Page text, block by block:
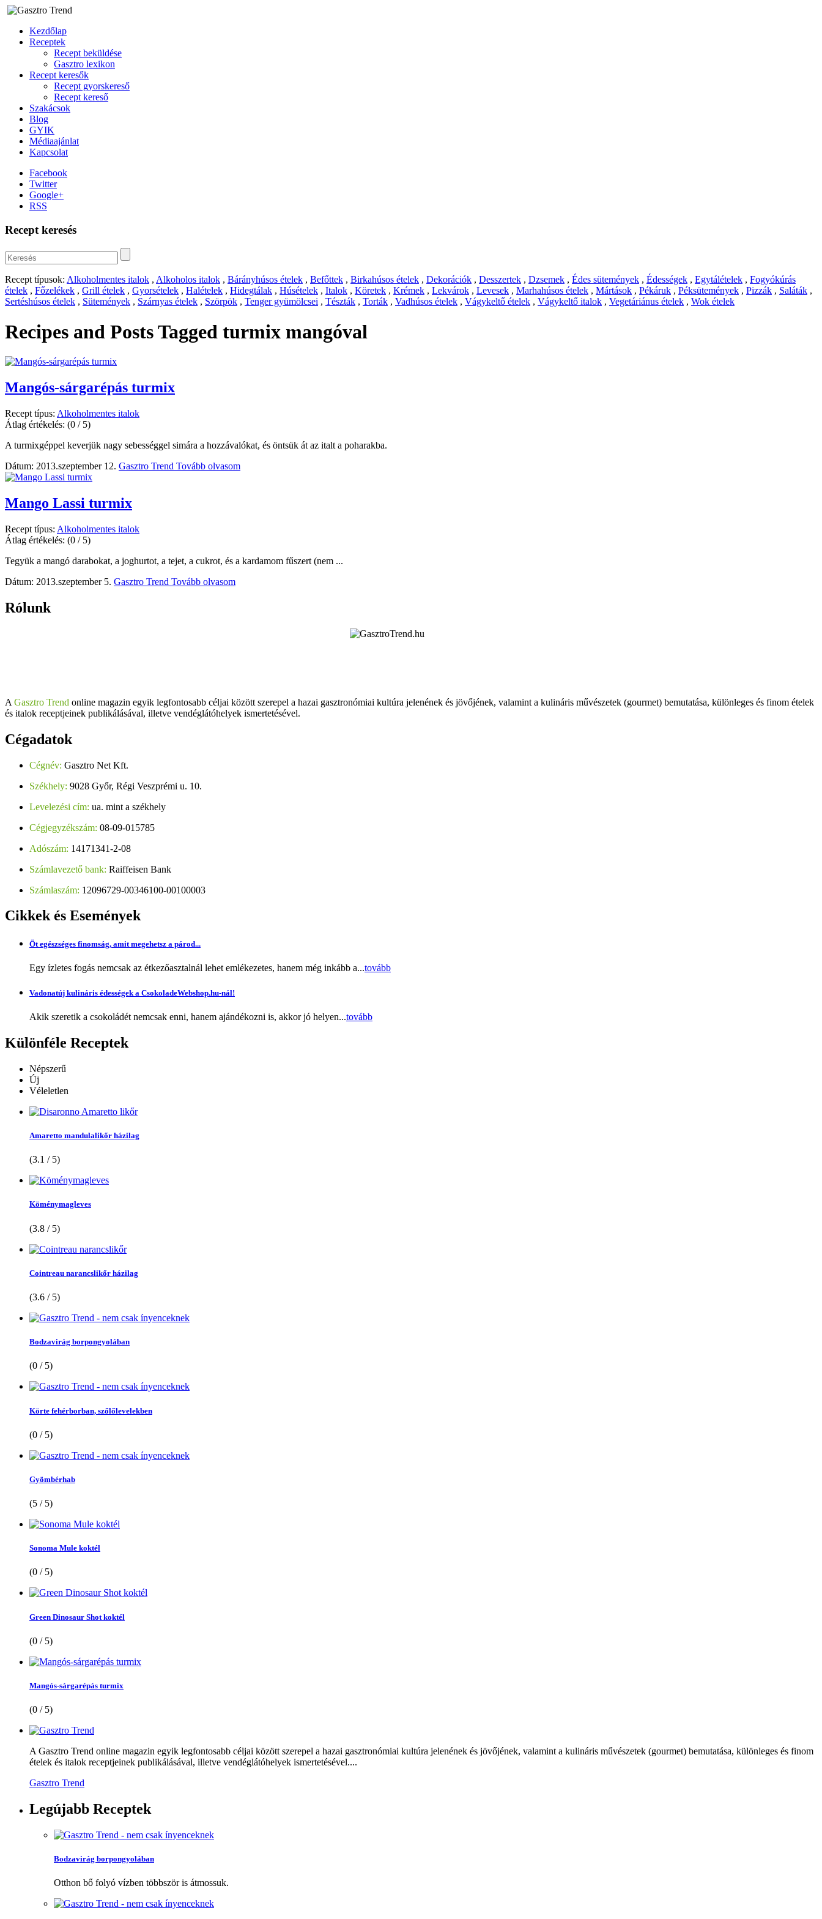
Kezdőlap
Receptek
Recept beküldése
Gasztro lexikon
Recept keresők
Recept gyorskereső
Recept kereső
Szakácsok
Blog
GYIK
Médiaajánlat
Kapcsolat
Facebook
Twitter
Google+
RSS
Recept keresés
Recept típusok: Alkoholmentes italok , Alkoholos italok , Bárányhúsos ételek , Befőttek , Birkahúsos ételek , Dekorációk , Desszertek , Dzsemek , Édes sütemények , Édességek , Egytálételek , Fogyókúrás
ételek , Főzelékek , Grill ételek , Gyorsételek , Halételek , Hidegtálak , Húsételek , Italok , Köretek , Krémek , Lekvárok , Levesek , Marhahúsos ételek , Mártások , Pékáruk , Péksütemények , Pizzák , Saláták ,
Sertéshúsos ételek , Sütemények , Szárnyas ételek , Szörpök , Tenger gyümölcsei , Tészták , Torták , Vadhúsos ételek , Vágykeltő ételek , Vágykeltő italok , Vegetáriánus ételek , Wok ételek
Recipes and Posts Tagged turmix mangóval
Mangós-sárgarépás turmix
Recept típus: Alkoholmentes italok
Átlag értékelés: (0 / 5)
A turmixgéppel keverjük nagy sebességgel simára a hozzávalókat, és öntsük át az italt a poharakba.
Dátum: 2013.szeptember 12. Gasztro Trend Tovább olvasom
Mango Lassi turmix
Recept típus: Alkoholmentes italok
Átlag értékelés: (0 / 5)
Tegyük a mangó darabokat, a joghurtot, a tejet, a cukrot, és a kardamom fűszert (nem ...
Dátum: 2013.szeptember 5. Gasztro Trend Tovább olvasom
Rólunk
A Gasztro Trend online magazin egyik legfontosabb céljai között szerepel a hazai gasztronómiai kultúra jelenének és jövőjének, valamint a kulináris művészetek (gourmet) bemutatása, különleges és finom ételek
és italok receptjeinek publikálásával, illetve vendéglátóhelyek ismertetésével.
Cégadatok
Cégnév: Gasztro Net Kft.
Székhely: 9028 Győr, Régi Veszprémi u. 10.
Levelezési cím: ua. mint a székhely
Cégjegyzékszám: 08-09-015785
Adószám: 14171341-2-08
Számlavezető bank: Raiffeisen Bank
Számlaszám: 12096729-00346100-00100003
Cikkekés Események
Öt egészséges finomság, amit megehetsz a párod...
Egy ízletes fogás nemcsak az étkezőasztalnál lehet emlékezetes, hanem még inkább a...tovább
Vadonatúj kulináris édességek a CsokoladeWebshop.hu-nál!
Akik szeretik a csokoládét nemcsak enni, hanem ajándékozni is, akkor jó helyen...tovább
Különféle Receptek
Népszerű
Új
Véleletlen
Amaretto mandulalikőr házilag
(3.1 / 5)
Köménymagleves
(3.8 / 5)
Cointreau narancslikőr házilag
(3.6 / 5)
Bodzavirág borpongyolában
(0 / 5)
Körte fehérborban, szőlőlevelekben
(0 / 5)
Gyömbérhab
(5 / 5)
Sonoma Mule koktél
(0 / 5)
Green Dinosaur Shot koktél
(0 / 5)
Mangós-sárgarépás turmix
(0 / 5)
A Gasztro Trend online magazin egyik legfontosabb céljai között szerepel a hazai gasztronómiai kultúra jelenének és jövőjének, valamint a kulináris művészetek (gourmet) bemutatása, különleges és finom
ételek és italok receptjeinek publikálásával, illetve vendéglátóhelyek ismertetésével....
Gasztro Trend
Legújabb Receptek
Bodzavirág borpongyolában
Otthon bő folyó vízben többször is átmossuk.